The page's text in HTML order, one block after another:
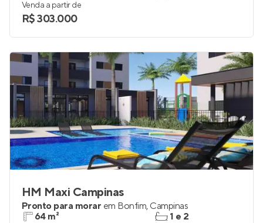
Venda a partir de
R$ 303.000
HM Maxi Campinas
Pronto para morar em Bonfim, Campinas
64 m²
1 e 2